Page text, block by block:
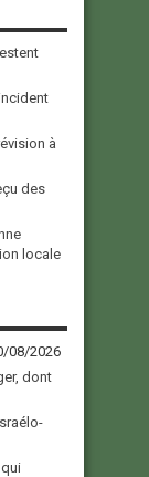
à
des
locale
08/2026
dont